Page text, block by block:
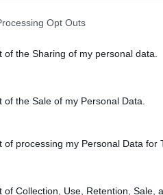
Opt Outs
of the Sharing of my personal data.
of the Sale of my Personal Data.
of processing my Personal Data for
of Collection, Use, Retention, Sale,